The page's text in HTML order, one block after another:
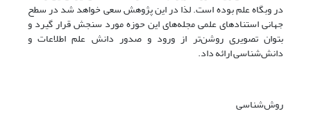
در وبگاه علم بوده است. لذا در این پژوهش سعی خواهد شد در سطح
جهانی استنادهای علمی مجله‌های این حوزه مورد سنجش قرار گیرد و
بتوان تصویری روشن‌تر از ورود و صدور دانش علم اطلاعات و
دانش‌شناسی ارائه داد.
روش‌شناسی